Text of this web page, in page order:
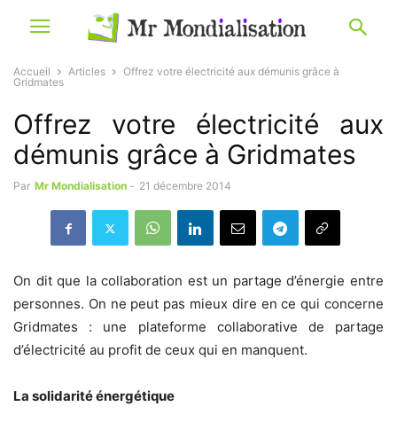
Accueil Articles
Offrez votre électricité aux démunis grâce à
Gridmates
Offrez votre électricité aux
démunis grâce à Gridmates
Par Mr Mondialisation - 21 décembre 2014
On dit que la collaboration est un partage d’énergie entre
personnes. On ne peut pas mieux dire en ce qui concerne
Gridmates : une plateforme collaborative de partage
d’électricité au profit de ceux qui en manquent.
La solidarité énergétique